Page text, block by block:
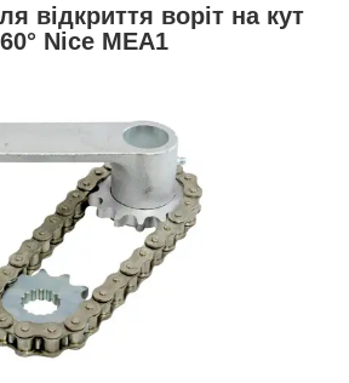
відкриття воріт на кут
Nice MEA1